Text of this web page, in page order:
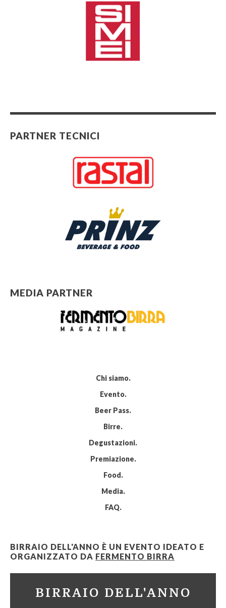
PARTNER TECNICI
MEDIA PARTNER
Chi siamo
Evento
Beer Pass
Birre
Degustazioni
Premiazione
Food
Media
FAQ
BIRRAIO DELL'ANNO È UN EVENTO IDEATO E
ORGANIZZATO DA FERMENTO BIRRA
BIRRAIO DELL'ANNO